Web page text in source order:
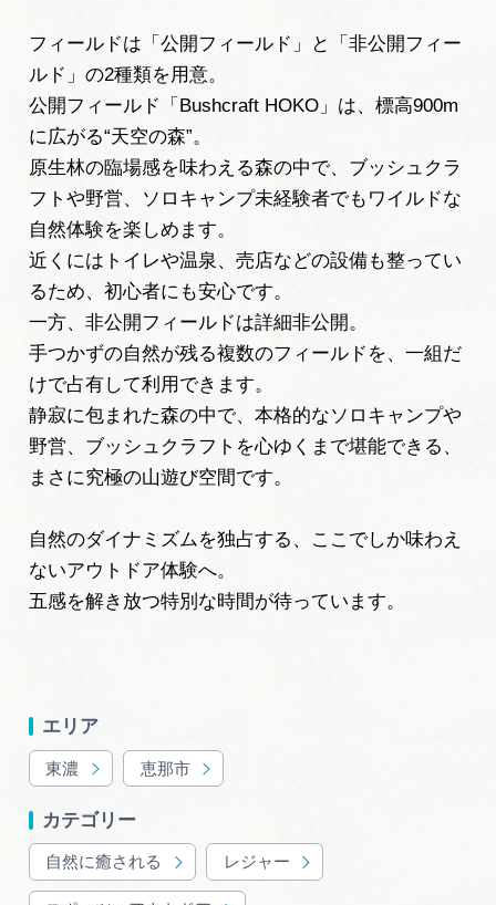
運営組織
広告掲載
サイトポリシー
フィールドは「公開フィールド」と「非公開フィー
ルド」の2種類を用意。
公開フィールド「Bushcraft HOKO」は、標高900m
に広がる“天空の森”。
原生林の臨場感を味わえる森の中で、ブッシュクラ
フトや野営、ソロキャンプ未経験者でもワイルドな
自然体験を楽しめます。
近くにはトイレや温泉、売店などの設備も整ってい
るため、初心者にも安心です。
一方、非公開フィールドは詳細非公開。
手つかずの自然が残る複数のフィールドを、一組だ
けで占有して利用できます。
静寂に包まれた森の中で、本格的なソロキャンプや
野営、ブッシュクラフトを心ゆくまで堪能できる、
まさに究極の山遊び空間です。
自然のダイナミズムを独占する、ここでしか味わえ
ないアウトドア体験へ。
五感を解き放つ特別な時間が待っています。
エリア
東濃 恵那市
カテゴリー
自然に癒される レジャー